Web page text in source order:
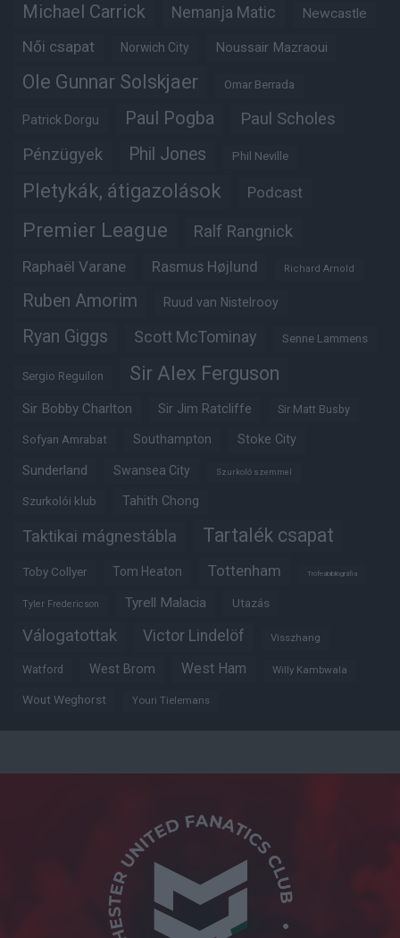
Michael Carrick Nemanja Matic Newcastle
Női csapat Norwich City Noussair Mazraoui
Ole Gunnar Solskjaer Omar Berrada
Patrick Dorgu Paul Pogba Paul Scholes
Pénzügyek Phil Jones Phil Neville
Pletykák, átigazolások Podcast
Premier League Ralf Rangnick
Raphaël Varane Rasmus Højlund Richard Arnold
Ruben Amorim Ruud van Nistelrooy
Ryan Giggs Scott McTominay Senne Lammens
Sergio Reguilon Sir Alex Ferguson
Sir Bobby Charlton Sir Jim Ratcliffe Sir Matt Busby
Sofyan Amrabat Southampton Stoke City
Sunderland Swansea City Szurkoló szemmel
Szurkolói klub Tahith Chong
Taktikai mágnestábla Tartalék csapat
Toby Collyer Tom Heaton Tottenham Trófeabibliográfia
Tyler Fredericson Tyrell Malacia Utazás
Válogatottak Victor Lindelöf Visszhang
Watford West Brom West Ham Willy Kambwala
Wout Weghorst Youri Tielemans